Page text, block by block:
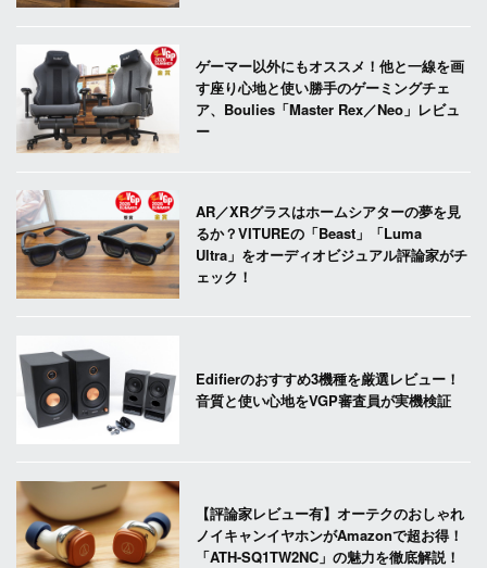
ゲーマー以外にもオススメ！他と一線を画
す座り心地と使い勝手のゲーミングチェ
ア、Boulies「Master Rex／Neo」レビュ
ー
AR／XRグラスはホームシアターの夢を見
るか？VITUREの「Beast」「Luma
Ultra」をオーディオビジュアル評論家がチ
ェック！
Edifierのおすすめ3機種を厳選レビュー！
音質と使い心地をVGP審査員が実機検証
【評論家レビュー有】オーテクのおしゃれ
ノイキャンイヤホンがAmazonで超お得！
「ATH-SQ1TW2NC」の魅力を徹底解説！